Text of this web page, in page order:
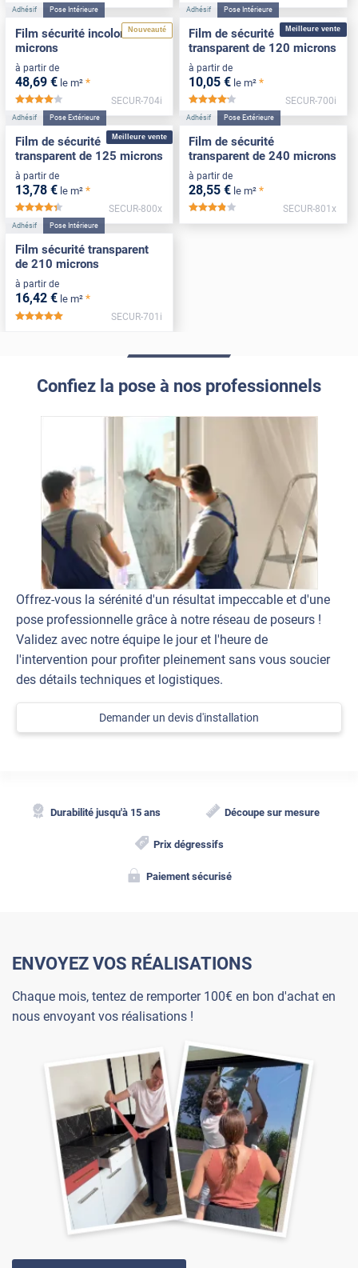
Nouveauté
Adhésif Pose Intérieure
Film sécurité incolore 375
microns
à partir de
48,69 € le m² *
*****
SECUR-704i
Meilleure vente
Adhésif Pose Intérieure
Film de sécurité
transparent de 120 microns
à partir de
10,05 € le m² *
*****
SECUR-700i
Meilleure vente
Adhésif Pose Extérieure
Film de sécurité
transparent de 125 microns
à partir de
13,78 € le m² *
*****
SECUR-800x
Adhésif Pose Extérieure
Film de sécurité
transparent de 240 microns
à partir de
28,55 € le m² *
*****
SECUR-801x
Adhésif Pose Intérieure
Film sécurité transparent
de 210 microns
à partir de
16,42 € le m² *
*****
SECUR-701i
Confiez la pose à nos professionnels
Offrez-vous la sérénité d'un résultat impeccable et d'une
pose professionnelle grâce à notre réseau de poseurs !
Validez avec notre équipe le jour et l'heure de
l'intervention pour profiter pleinement sans vous soucier
des détails techniques et logistiques.
Demander un devis d'installation
Durabilité jusqu'à 15 ans Découpe sur mesure
Prix dégressifs
Paiement sécurisé
ENVOYEZ VOS RÉALISATIONS
Chaque mois, tentez de remporter 100€ en bon d'achat en
nous envoyant vos réalisations !